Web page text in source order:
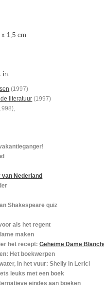
1,5 cm
in:
(1997)
literatuur (1997)
Nederland
Shakespeare quiz
als het regent
maken
het recept:Geheime Dame
Het boekwerpen
in het vuur: Shelly in Lerici
leuks met een boek
eindes aan boeken